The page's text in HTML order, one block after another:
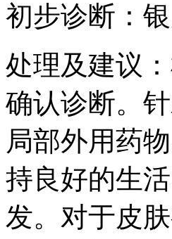
初步诊断：银
处理及建议
确认诊断。
局部外用药
持良好的生
发。对于皮